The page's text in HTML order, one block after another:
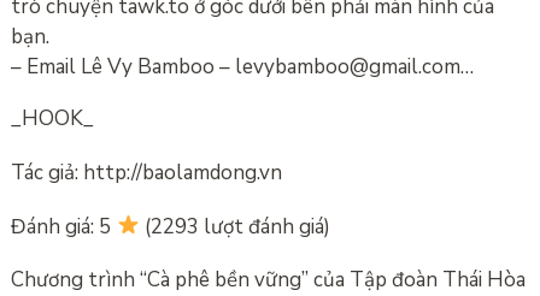
trò chuyện tawk.to ở góc dưới bên phải màn hình của
bạn.
– Email Lê Vy Bamboo – levybamboo@gmail.com…
_HOOK_
Tác giả: http://baolamdong.vn
Đánh giá: 5
(2293 lượt đánh giá)
Chương trình “Cà phê bền vững” của Tập đoàn Thái Hòa